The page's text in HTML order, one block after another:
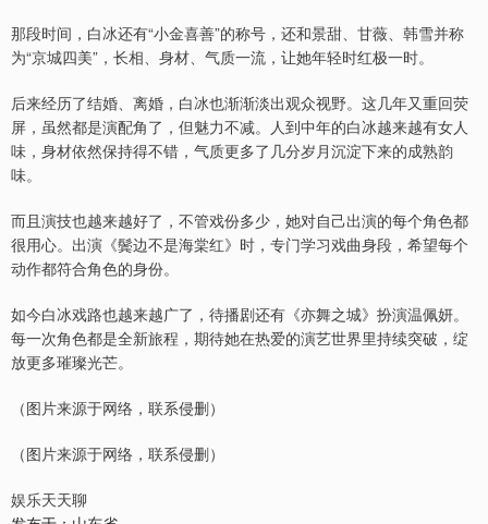
那段时间，白冰还有“小金喜善”的称号，还和景甜、甘薇、韩雪并称
为“京城四美”，长相、身材、气质一流，让她年轻时红极一时。
后来经历了结婚、离婚，白冰也渐渐淡出观众视野。这几年又重回荧
屏，虽然都是演配角了，但魅力不减。人到中年的白冰越来越有女人
味，身材依然保持得不错，气质更多了几分岁月沉淀下来的成熟韵
味。
而且演技也越来越好了，不管戏份多少，她对自己出演的每个角色都
很用心。出演《鬓边不是海棠红》时，专门学习戏曲身段，希望每个
动作都符合角色的身份。
如今白冰戏路也越来越广了，待播剧还有《亦舞之城》扮演温佩妍。
每一次角色都是全新旅程，期待她在热爱的演艺世界里持续突破，绽
放更多璀璨光芒。
（图片来源于网络，联系侵删）
（图片来源于网络，联系侵删）
娱乐天天聊